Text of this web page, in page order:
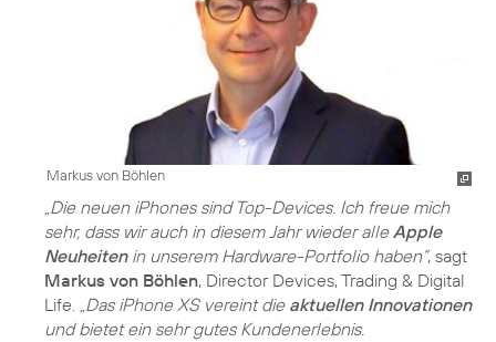
Markus von Böhlen
„Die neuen iPhones sind Top-Devices. Ich freue mich
sehr, dass wir auch in diesem Jahr wieder alleApple
Neuheitenin unserem Hardware-Portfolio haben“, sagt
Markus von Böhlen, Director Devices, Trading & Digital
Life. „Das iPhone XS vereint die aktuellen Innovationen
und bietet ein sehr gutes Kundenerlebnis.